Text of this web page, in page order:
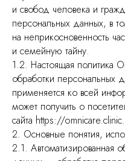
и свобод человека и
персональных данных, в
на неприкосновенность
и семейную тайну.
1.2. Настоящая политика
обработки персональных
применяется ко всей
может получить о
сайта https://omnicare.clinic.
2. Основные понятия,
2.1. Автоматизированная